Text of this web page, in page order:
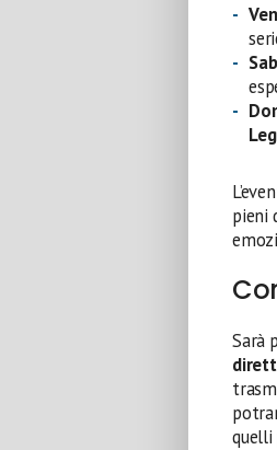
pieni
Sarà
quelli